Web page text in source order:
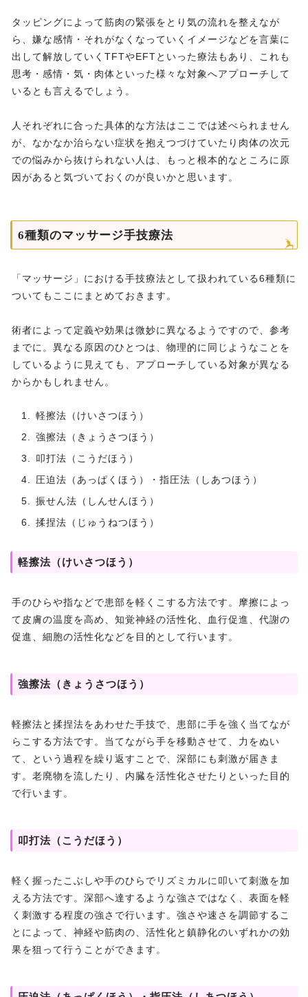
タッピングによって筋肉の緊張をとり気の流れを整えなが
ら、嫌な感情・それがなくなっていくイメージなどを言葉に
出して解放していくTFTやEFTといった療法もあり、これも
思考・感情・気・肉体といった様々な対象へアプローチして
いるとも言えるでしょう。
人それぞれに合った具体的な方法はここでは述べられません
が、なかなか治らない症状を抱えつづけていたり肉体の次元
での悩みから抜けられない人は、もっと根本的なところに原
因があると気づいておくのが良いかと思います。
6種類のマッサージ手技療法
「マッサージ」における手技療法として扱われている6種類に
ついてもここにまとめておきます。
術者によって定義や効果は微妙に異なるようですので、参考
までに。異なる原因のひとつは、物理的に同じようなことを
しているように見えても、アプローチしている対象が異なる
からかもしれません。
軽擦法（けいさつほう）
強擦法（きょうさつほう）
叩打法（こうだほう）
圧迫法（あっぱくほう）・指圧法（しあつほう）
振せん法（しんせんほう）
揉捏法（じゅうねつほう）
軽擦法（けいさつほう）
手のひらや指などで患部を軽くこする方法です。摩擦によっ
て皮膚の温度を高め、知覚神経の活性化、血行促進、代謝の
促進、細胞の活性化などを目的として行います。
強擦法（きょうさつほう）
軽擦法と揉捏法をあわせた手技で、患部に手を強く当てなが
らこする方法です。当てながら手を移動させて、力をぬい
て、という過程を繰り返すことで、深部にも刺激が届きま
す。老廃物を流したり、内臓を活性化させたりといった目的
で行います。
叩打法（こうだほう）
軽く握ったこぶしや手のひらでリズミカルに叩いて刺激を加
える方法です。深部へ達するような強さではなく、表面を軽
く刺激する程度の強さで行います。強さや速さを調節するこ
とによって、神経や筋肉の、活性化と鎮静化のいずれかの効
果を狙って行うことができます。